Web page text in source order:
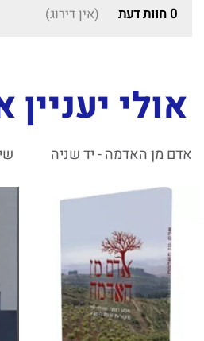
0 חוות דעת (אין דירוג)
אולי
אדם מן האדמה - יד שניה